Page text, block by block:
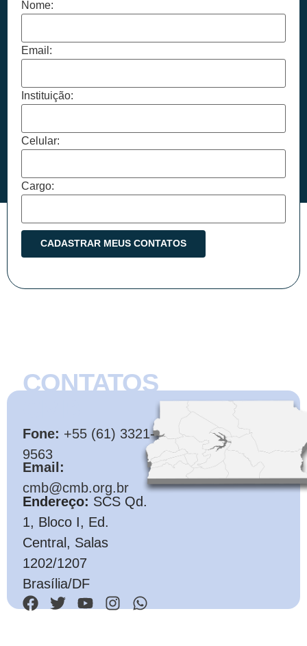
Nome:
Email:
Instituição:
Celular:
Cargo:
CONTATOS
Fone: +55 (61) 3321-
9563
Email:
cmb@cmb.org.br
Endereço: SCS Qd.
1, Bloco I, Ed.
Central, Salas
1202/1207
Brasília/DF